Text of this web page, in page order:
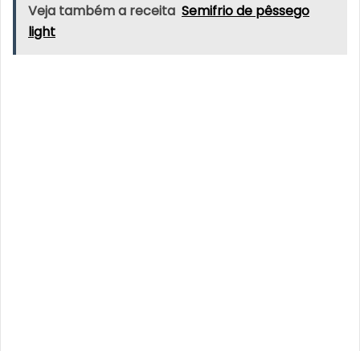
Veja também a receita Semifrio de pêssego
light